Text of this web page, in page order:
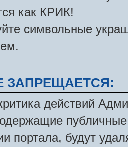
как КРИК!
символьные
ЗАПРЕЩАЕТСЯ:
действий
портала, будут